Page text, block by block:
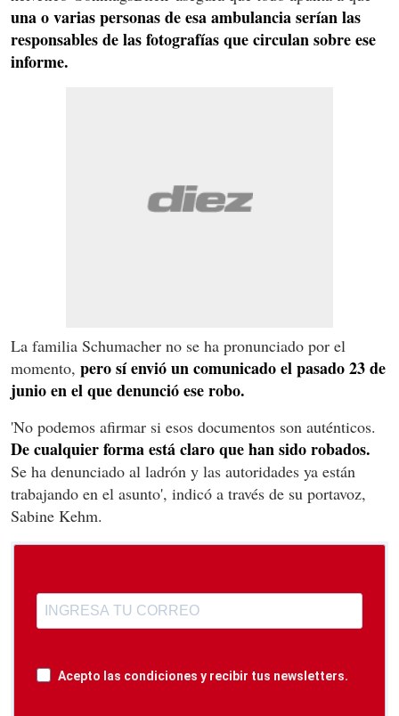
una o varias personas de esa ambulancia serían las
responsables de las fotografías que circulan sobre ese
informe.
La familia Schumacher no se ha pronunciado por el
momento, pero sí envió un comunicado el pasado 23 de
junio en el que denunció ese robo.
'No podemos afirmar si esos documentos son auténticos.
De cualquier forma está claro que han sido robados.
Se ha denunciado al ladrón y las autoridades ya están
trabajando en el asunto', indicó a través de su portavoz,
Sabine Kehm.
Acepto las condiciones y recibir tus newsletters.